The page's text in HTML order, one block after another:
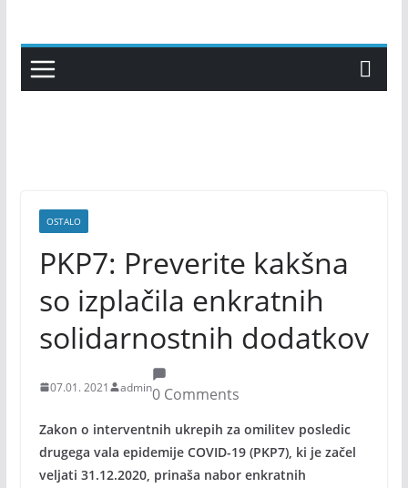
content
OSTALO
PKP7: Preverite kakšna
so izplačila enkratnih
solidarnostnih dodatkov
07.01. 2021 admin0 Comments
Zakon o interventnih ukrepih za omilitev posledic
drugega vala epidemije COVID-19 (PKP7), ki je začel
veljati 31.12.2020, prinaša nabor enkratnih